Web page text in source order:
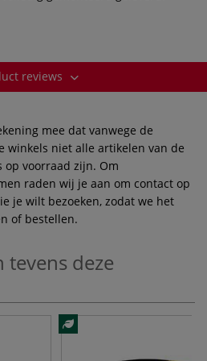
reviews
mee dat vanwege de
winkels niet alle artikelen van de
op voorraad zijn. Om
raden wij je aan om contact op
je wilt bezoeken, zodat we het
of bestellen.
tevens deze